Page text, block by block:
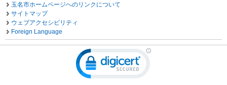
玉名市ホームページへのリンクについて
サイトマップ
ウェブアクセシビリティ
Foreign Language